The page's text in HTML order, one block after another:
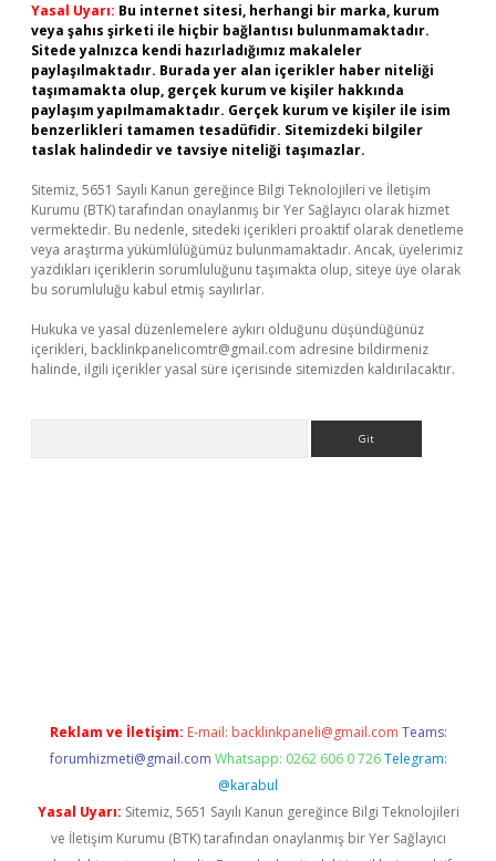
Yasal Uyarı: Bu internet sitesi, herhangi bir marka, kurum
veya şahıs şirketi ile hiçbir bağlantısı bulunmamaktadır.
Sitede yalnızca kendi hazırladığımız makaleler
paylaşılmaktadır. Burada yer alan içerikler haber niteliği
taşımamakta olup, gerçek kurum ve kişiler hakkında
paylaşım yapılmamaktadır. Gerçek kurum ve kişiler ile isim
benzerlikleri tamamen tesadüfidir. Sitemizdeki bilgiler
taslak halindedir ve tavsiye niteliği taşımazlar.
Sitemiz, 5651 Sayılı Kanun gereğince Bilgi Teknolojileri ve İletişim
Kurumu (BTK) tarafından onaylanmış bir Yer Sağlayıcı olarak hizmet
vermektedir. Bu nedenle, sitedeki içerikleri proaktif olarak denetleme
veya araştırma yükümlülüğümüz bulunmamaktadır. Ancak, üyelerimiz
yazdıkları içeriklerin sorumluluğunu taşımakta olup, siteye üye olarak
bu sorumluluğu kabul etmiş sayılırlar.
Hukuka ve yasal düzenlemelere aykırı olduğunu düşündüğünüz
içerikleri, backlinkpanelicomtr@gmail.com adresine bildirmeniz
halinde, ilgili içerikler yasal süre içerisinde sitemizden kaldırılacaktır.
Reklam ve İletişim: E-mail: backlinkpaneli@gmail.com Teams:
forumhizmeti@gmail.com Whatsapp: 0262 606 0 726 Telegram:
@karabul
Yasal Uyarı: Sitemiz, 5651 Sayılı Kanun gereğince Bilgi Teknolojileri
ve İletişim Kurumu (BTK) tarafından onaylanmış bir Yer Sağlayıcı